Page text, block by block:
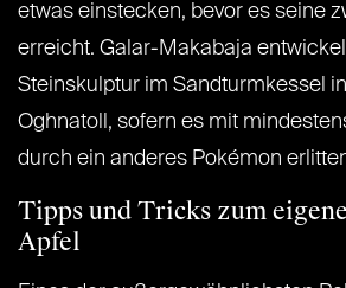
etwas einstecken, bevor es seine
erreicht. Galar-Makabaja
Steinskulptur im Sandturmkessel
Oghnatoll, sofern es mit
durch ein anderes Pokémon
Tipps und Tricks zum
Apfel